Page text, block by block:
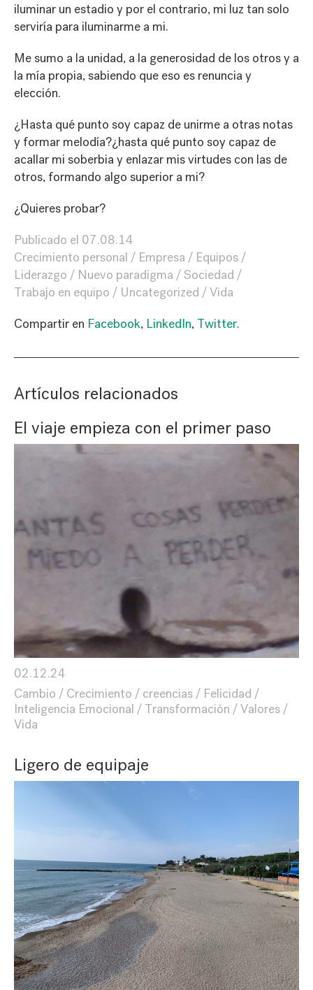
iluminar un estadio y por el contrario, mi luz tan solo
serviría para iluminarme a mi.
Me sumo a la unidad, a la generosidad de los otros y a
la mía propia, sabiendo que eso es renuncia y
elección.
¿Hasta qué punto soy capaz de unirme a otras notas
y formar melodía?¿hasta qué punto soy capaz de
acallar mi soberbia y enlazar mis virtudes con las de
otros, formando algo superior a mi?
¿Quieres probar?
Publicado el 07.08.14
Crecimiento personal
Empresa
Equipos
Liderazgo
Nuevo paradigma
Sociedad
Trabajo en equipo
Uncategorized Vida
Compartir en Facebook, LinkedIn, Twitter.
Artículos relacionados
El viaje empieza con el primer paso
02.12.24
Cambio
Crecimiento creencias
Felicidad
Inteligencia Emocional
Transformación
Valores
Vida
Ligero de equipaje